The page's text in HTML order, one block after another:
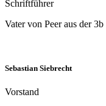
Schriftführer
Vater von Peer aus der 3b
Sebastian Siebrecht
Vorstand